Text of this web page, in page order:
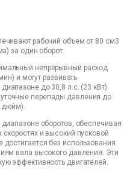
рабочий объем от 80 см3
за один оборот.
непрерывный расход
и могут развивать
до 30,8 л.с. (23 кВт).
перепады давления до
дюйм).
оборотов, обеспечивая
и высокий пусковой
без использования
вала высокого давления. Эти
эффективность двигателей.